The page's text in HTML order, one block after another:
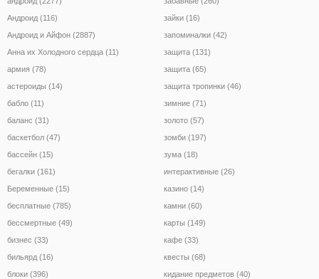
Андроид (116)
Андроид и Айфон (2887)
Анна их Холодного сердца (11)
армия (78)
астероиды (14)
бабло (11)
баланс (31)
баскетбол (47)
бассейн (15)
бегалки (161)
Беременные (15)
бесплатные (785)
бессмертные (49)
бизнес (33)
бильярд (16)
блоки (396)
зайки (16)
запоминалки (42)
защита (131)
защита (65)
защита тропинки (46)
зимние (71)
золото (57)
зомби (197)
зума (18)
интерактивные (26)
казино (14)
камни (60)
карты (149)
кафе (33)
квесты (68)
кидание предметов (40)